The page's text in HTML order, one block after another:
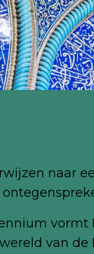
naar
van